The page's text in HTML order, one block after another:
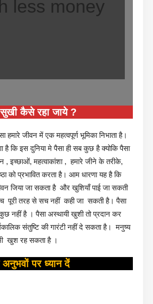
less money
कैसे रहा जाये ?
जीवन में एक महत्वपूर्ण भूमिका निभाता है।
है कि इस दुनिया मे पैसा ही सब कुछ है क्योकि पैसा
, इच्छाओं, महत्वाकांशा , हमारे जीने के तरीके,
को प्रभावित करता है। आम धारणा यह है कि
जिया जा सकता है और खुशियाँ पाई जा सकती
पूरी तरह से सच नहीं कही जा सकती है। पैसा
नहीं है । पैसा अस्थायी खुशी तो प्रदान कर
संतुष्टि की गारंटी नहीं दे सकता है। मनुष्य
खुश रह सकता है ।
पर ध्यान दें